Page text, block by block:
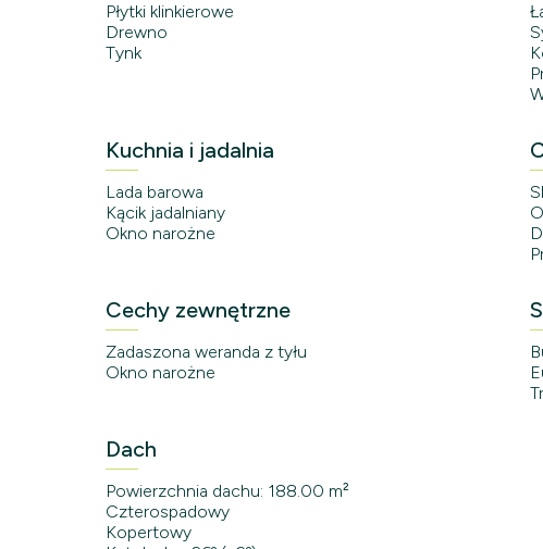
Płytki klinkierowe
Drewno
Tynk
Kuchnia i jadalnia
Lada barowa
Kącik jadalniany
Okno narożne
Cechy zewnętrzne
Zadaszona weranda z tyłu
Okno narożne
Dach
Powierzchnia dachu: 188.00 m²
Czterospadowy
Kopertowy